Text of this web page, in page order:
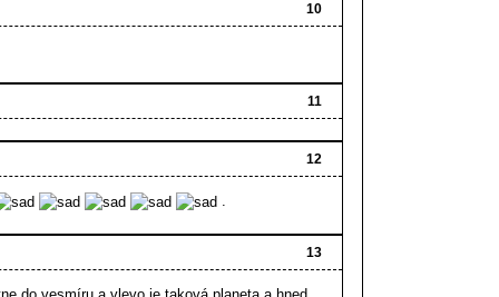
10
11
12
13